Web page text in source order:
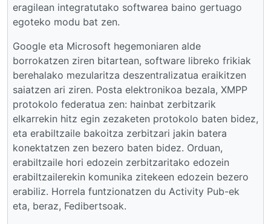
eragilean integratutako softwarea baino gertuago
egoteko modu bat zen.
Google eta Microsoft hegemoniaren alde
borrokatzen ziren bitartean, software libreko frikiak
berehalako mezularitza deszentralizatua eraikitzen
saiatzen ari ziren. Posta elektronikoa bezala, XMPP
protokolo federatua zen: hainbat zerbitzarik
elkarrekin hitz egin zezaketen protokolo baten bidez,
eta erabiltzaile bakoitza zerbitzari jakin batera
konektatzen zen bezero baten bidez. Orduan,
erabiltzaile hori edozein zerbitzaritako edozein
erabiltzailerekin komunika zitekeen edozein bezero
erabiliz. Horrela funtzionatzen du Activity Pub-ek
eta, beraz, Fedibertsoak.